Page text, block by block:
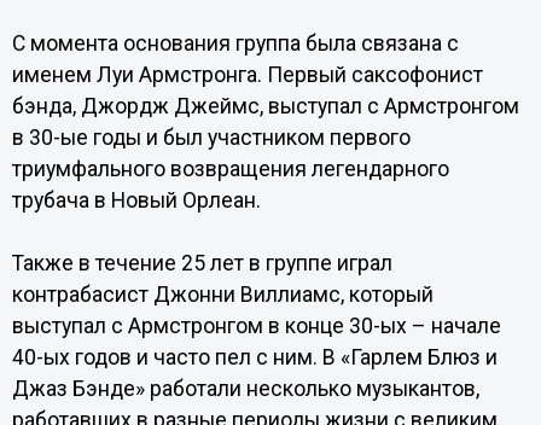
С момента основания группа была связана с
именем Луи Армстронга. Первый саксофонист
бэнда, Джордж Джеймс, выступал с Армстронгом
в 30-ые годы и был участником первого
триумфального возвращения легендарного
трубача в Новый Орлеан.
Также в течение 25 лет в группе играл
контрабасист Джонни Виллиамс, который
выступал с Армстронгом в конце 30-ых – начале
40-ых годов и часто пел с ним. В «Гарлем Блюз и
Джаз Бэнде» работали несколько музыкантов,
работавших в разные периоды жизни с великим